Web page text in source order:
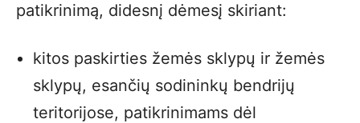
patikrinimą, didesnį dėmesį skiriant:
kitos paskirties žemės sklypų ir žemės
sklypų, esančių sodininkų bendrijų
teritorijose, patikrinimams dėl